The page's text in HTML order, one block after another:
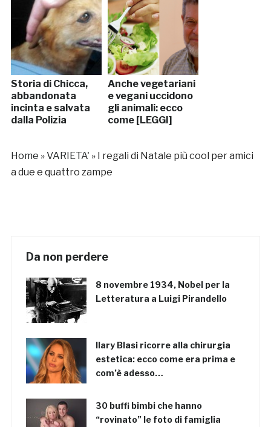
Storia di Chicca,
abbandonata
incinta e salvata
dalla Polizia
Anche vegetariani
e vegani uccidono
gli animali: ecco
come [LEGGI]
Home »VARIETA' » I regali di Natale più cool per amici
a due e quattro zampe
Da non perdere
8 novembre 1934, Nobel per la
Letteratura a Luigi Pirandello
Ilary Blasi ricorre alla chirurgia
estetica: ecco come era prima e
com’è adesso…
30 buffi bimbi che hanno
“rovinato” le foto di famiglia